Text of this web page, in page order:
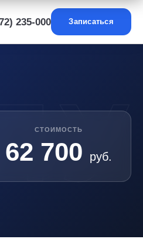
235-000 Записаться
СТОИМОСТЬ
62 700 руб.